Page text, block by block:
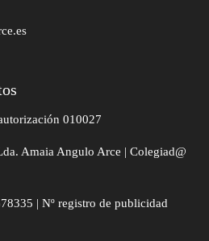
010027
Amaia Angulo Arce | Colegiad@
| Nº registro de publicidad